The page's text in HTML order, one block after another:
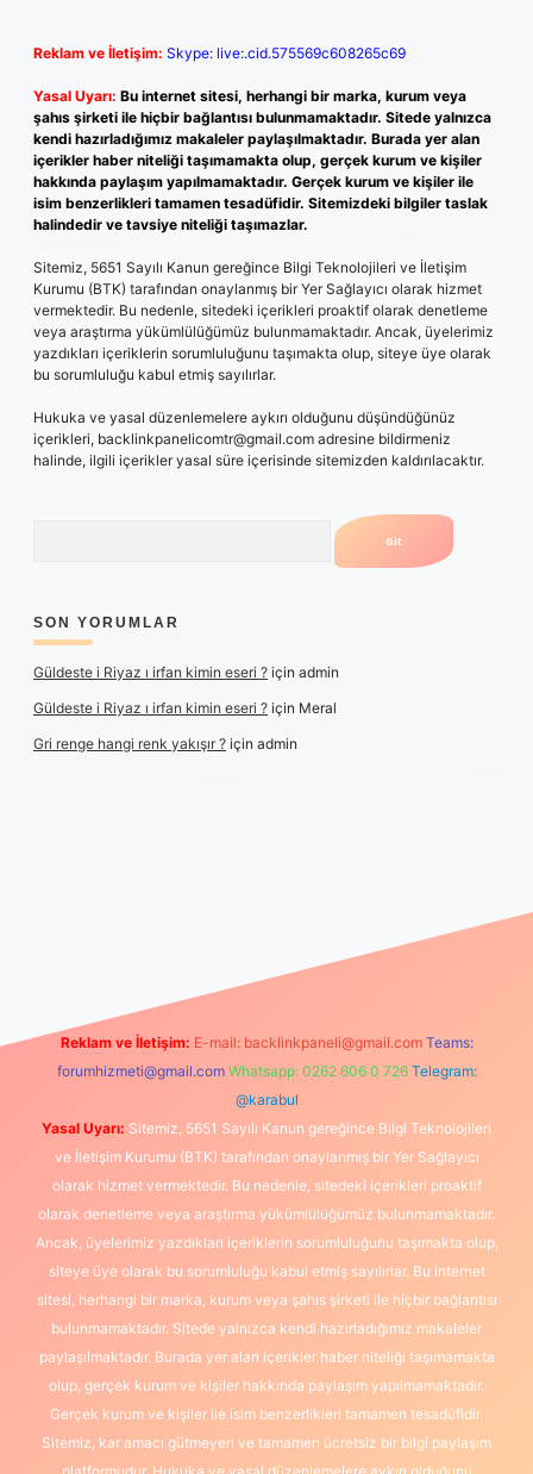
Reklam ve İletişim: Skype: live:.cid.575569c608265c69
Yasal Uyarı: Bu internet sitesi, herhangi bir marka, kurum veya
şahıs şirketi ile hiçbir bağlantısı bulunmamaktadır. Sitede yalnızca
kendi hazırladığımız makaleler paylaşılmaktadır. Burada yer alan
içerikler haber niteliği taşımamakta olup, gerçek kurum ve kişiler
hakkında paylaşım yapılmamaktadır. Gerçek kurum ve kişiler ile
isim benzerlikleri tamamen tesadüfidir. Sitemizdeki bilgiler taslak
halindedir ve tavsiye niteliği taşımazlar.
Sitemiz, 5651 Sayılı Kanun gereğince Bilgi Teknolojileri ve İletişim
Kurumu (BTK) tarafından onaylanmış bir Yer Sağlayıcı olarak hizmet
vermektedir. Bu nedenle, sitedeki içerikleri proaktif olarak denetleme
veya araştırma yükümlülüğümüz bulunmamaktadır. Ancak, üyelerimiz
yazdıkları içeriklerin sorumluluğunu taşımakta olup, siteye üye olarak
bu sorumluluğu kabul etmiş sayılırlar.
Hukuka ve yasal düzenlemelere aykırı olduğunu düşündüğünüz
içerikleri, backlinkpanelicomtr@gmail.com adresine bildirmeniz
halinde, ilgili içerikler yasal süre içerisinde sitemizden kaldırılacaktır.
SON YORUMLAR
Güldeste i Riyaz ı irfan kimin eseri ? için admin
Güldeste i Riyaz ı irfan kimin eseri ? için Meral
Gri renge hangi renk yakışır ? için admin
Reklam ve İletişim: E-mail: backlinkpaneli@gmail.com Teams:
forumhizmeti@gmail.com Whatsapp: 0262 606 0 726 Telegram:
@karabul
Yasal Uyarı: Sitemiz, 5651 Sayılı Kanun gereğince Bilgi Teknolojileri
ve İletişim Kurumu (BTK) tarafından onaylanmış bir Yer Sağlayıcı
olarak hizmet vermektedir. Bu nedenle, sitedeki içerikleri proaktif
olarak denetleme veya araştırma yükümlülüğümüz bulunmamaktadır.
Ancak, üyelerimiz yazdıkları içeriklerin sorumluluğunu taşımakta olup,
siteye üye olarak bu sorumluluğu kabul etmiş sayılırlar. Bu internet
sitesi, herhangi bir marka, kurum veya şahıs şirketi ile hiçbir bağlantısı
bulunmamaktadır. Sitede yalnızca kendi hazırladığımız makaleler
paylaşılmaktadır. Burada yer alan içerikler haber niteliği taşımamakta
olup, gerçek kurum ve kişiler hakkında paylaşım yapılmamaktadır.
Gerçek kurum ve kişiler ile isim benzerlikleri tamamen tesadüfidir.
Sitemiz, kar amacı gütmeyen ve tamamen ücretsiz bir bilgi paylaşım